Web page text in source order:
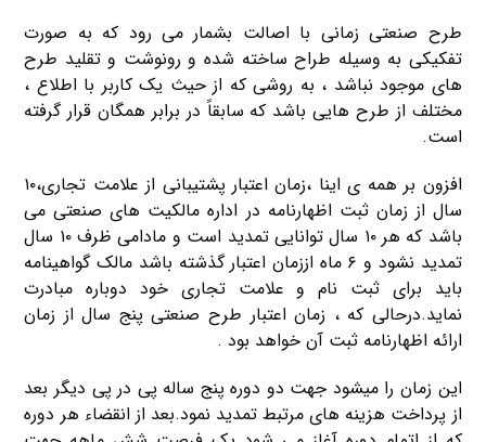
طرح صنعتی زمانی با اصالت بشمار می رود که به صورت
تفکیکی به وسیله طراح ساخته شده و رونوشت و تقلید طرح
های موجود نباشد ، به روشی که از حیث یک کاربر با اطلاع ،
مختلف از طرح هایی باشد که سابقاً در برابر همگان قرار گرفته
است.
افزون بر همه ی اینا ،زمان اعتبار پشتیبانی از علامت تجاری،۱۰
سال از زمان ثبت اظهارنامه در اداره مالکیت های صنعتی می
باشد که هر ۱۰ سال توانایی تمدید است و مادامی ظرف ۱۰ سال
تمدید نشود و ۶ ماه اززمان اعتبار گذشته باشد مالک گواهینامه
باید برای ثبت نام و علامت تجاری خود دوباره مبادرت
نماید.درحالی که ، زمان اعتبار طرح صنعتی پنج سال از زمان
ارائه اظهارنامه ثبت آن خواهد بود .
این زمان را میشود جهت دو دوره پنج ساله پی در پی دیگر بعد
از پرداخت هزینه های مرتبط تمدید نمود.بعد از انقضاء هر دوره